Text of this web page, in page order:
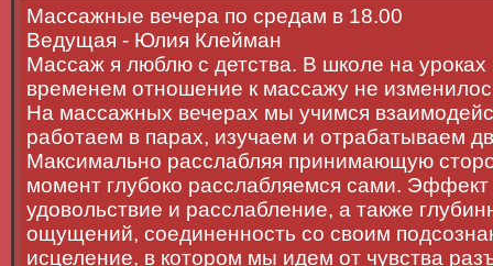
Массажные вечера по средам в 18.00
Ведущая - Юлия Клейман
Массаж я люблю с детства. В школе на
временем отношение к массажу не
На массажных вечерах мы учимся
работаем в парах, изучаем и отрабатываем
Максимально расслабляя принимающую
момент глубоко расслабляемся сами.
удовольствие и расслабление, а также
ощущений, соединенность со своим
исцеление, в котором мы идем от чувства